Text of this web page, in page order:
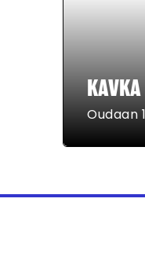
KAVKA
Oudaan